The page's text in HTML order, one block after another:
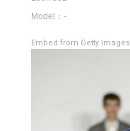
Model：-
Embed from Getty Images